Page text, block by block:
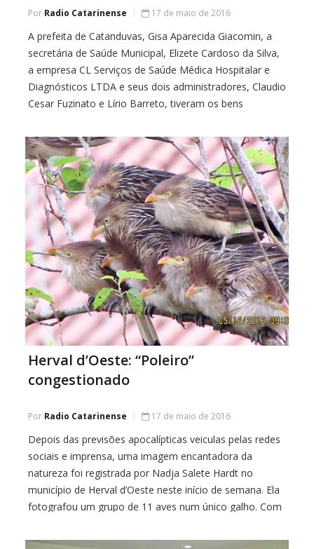
Por Radio Catarinense 17 de maio de 2016
A prefeita de Catanduvas, Gisa Aparecida Giacomin, a
secretária de Saúde Municipal, Elizete Cardoso da Silva,
a empresa CL Serviços de Saúde Médica Hospitalar e
Diagnósticos LTDA e seus dois administradores, Claudio
Cesar Fuzinato e Lírio Barreto, tiveram os bens
em licitação referente ao Hospital Municipal Nossa
Herval d’Oeste: “Poleiro”
congestionado
Por Radio Catarinense 17 de maio de 2016
Depois das previsões apocalípticas veiculas pelas redes
sociais e imprensa, uma imagem encantadora da
natureza foi registrada por Nadja Salete Hardt no
município de Herval d’Oeste neste início de semana. Ela
fotografou um grupo de 11 aves num único galho. Com
se empilharam formando três andares no […]